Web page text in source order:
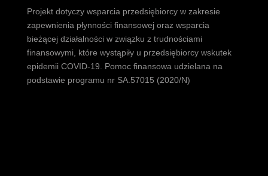
Projekt dotyczy wsparcia przedsiębiorcy w zakresie
zapewnienia płynności finansowej oraz wsparcia
bieżącej działalności w związku z trudnościami
finansowymi, które wystąpiły u przedsiębiorcy wskutek
epidemii COVID-19. Pomoc finansowa udzielana na
podstawie programu nr SA.57015 (2020/N)